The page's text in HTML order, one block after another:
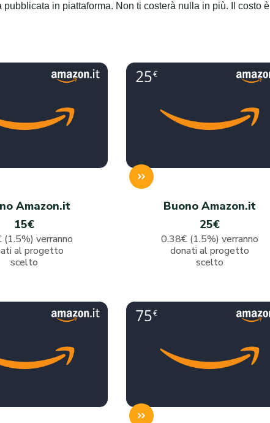
in piattaforma. Non ti costerà nulla in più. Il costo è
Amazon.it
15€
verranno
al progetto
scelto
Buono Amazon.it
25€
0.38€ (1.5%) verranno
donati al progetto
scelto